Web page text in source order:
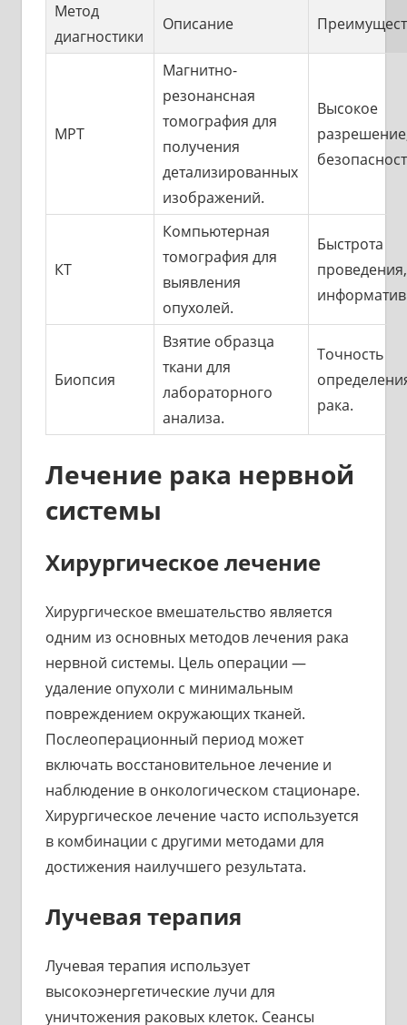
Метод
диагностики
Описание
МРТ
Магнитно-
резонансная
томография для
получения
детализированных
изображений.
Высокое
КТ
Компьютерная
томография для
выявления
опухолей.
Быстрота
проведения,
Биопсия
Взятие образца
ткани для
лабораторного
анализа.
Точность
рака.
Лечение рака нервной
системы
Хирургическое лечение
Хирургическое вмешательство является
одним из основных методов лечения рака
нервной системы. Цель операции —
удаление опухоли с минимальным
повреждением окружающих тканей.
Послеоперационный период может
включать восстановительное лечение и
наблюдение в онкологическом стационаре.
Хирургическое лечение часто используется
в комбинации с другими методами для
достижения наилучшего результата.
Лучевая терапия
Лучевая терапия использует
высокоэнергетические лучи для
уничтожения раковых клеток. Сеансы